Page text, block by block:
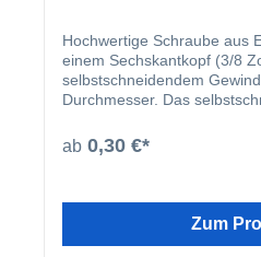
Hochwertige Schraube aus
einem Sechskantkopf (3/8
selbstschneidendem
Durchmesser. Das selbstschneidende Gewinde
vorbohren) und Aluminium
Erhältlich in einer Länge
ab 0,30 €*
Zum